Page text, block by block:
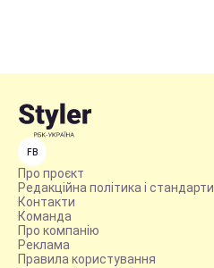
FB
Про проєкт
Редакційна політика і стандарти
Контакти
Команда
Про компанію
Реклама
Правила користування